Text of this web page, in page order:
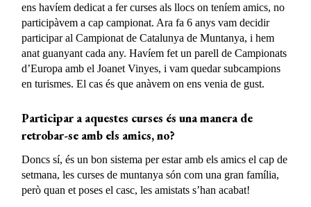
ens havíem dedicat a fer curses als llocs on teníem amics, no
participàvem a cap campionat. Ara fa 6 anys vam decidir
participar al Campionat de Catalunya de Muntanya, i hem
anat guanyant cada any. Havíem fet un parell de Campionats
d’Europa amb el Joanet Vinyes, i vam quedar subcampions
en turismes. El cas és que anàvem on ens venia de gust.
Participar a aquestes curses és una manera de
retrobar-se amb els amics, no?
Doncs sí, és un bon sistema per estar amb els amics el cap de
setmana, les curses de muntanya són com una gran família,
però quan et poses el casc, les amistats s’han acabat!